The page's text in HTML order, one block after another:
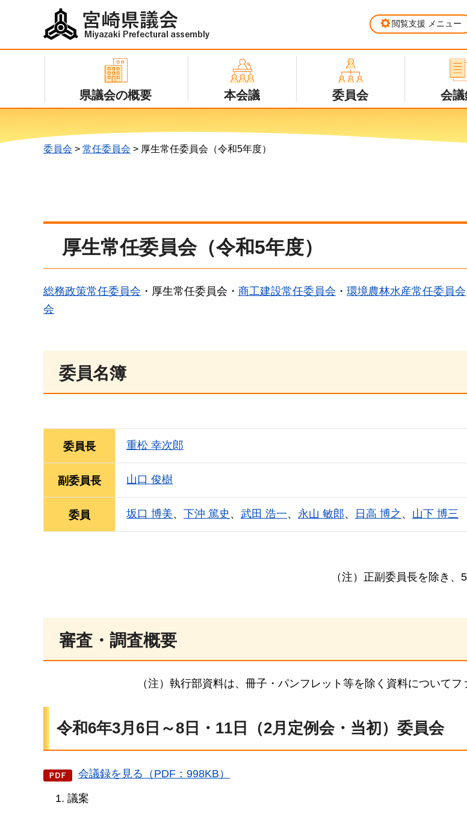
宮崎県議会
Miyazaki Prefectural assembly
閲覧支援 メニュー
県議会の概要 本会議 委員会 会議
委員会 > 常任委員会 > 厚生常任委員会（令和5年度）
厚生常任委員会（令和5年度）
総務政策常任委員会 ・厚生常任委員会・ 商工建設常任委員会 ・ 環境農林水産常任委員会
会
委員名簿
委員長 重松 幸次郎
副委員長 山口 俊樹
委員 坂口 博美、 下沖 篤史 、 武田 浩一、 永山 敏郎、 日高 博之 、 山下 博三
（注）正副委員長を除き、
審査・調査概要
（注）執行部資料は、冊子・パンフレット等を除く資料についてフ
令和6年3月6日～8日・11日（2月定例会・当初）委員会
会議録を見る（PDF：998KB）
議案​​​​​​